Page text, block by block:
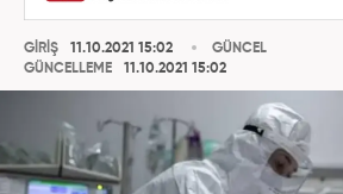
GİRİŞ
11.10.2021 15:02
GÜNCELLEME
11.10.2021 15:02
GÜNCEL